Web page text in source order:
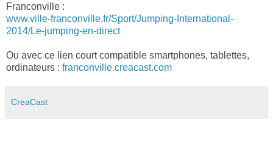
Franconville :
www.ville-franconville.fr/Sport/Jumping-International-
2014/Le-jumping-en-direct
Ou avec ce lien court compatible smartphones, tablettes,
ordinateurs : franconville.creacast.com
CreaCast